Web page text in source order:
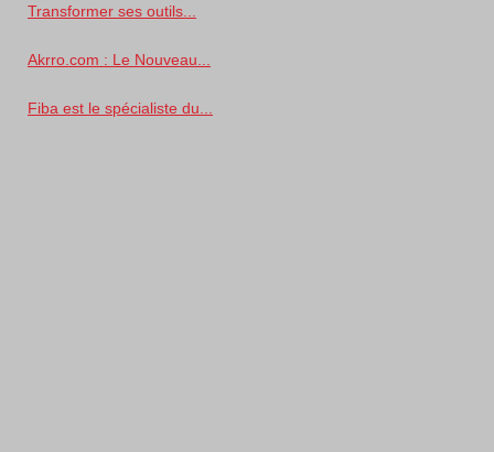
Transformer ses outils...
Akrro.com : Le Nouveau...
Fiba est le spécialiste du...